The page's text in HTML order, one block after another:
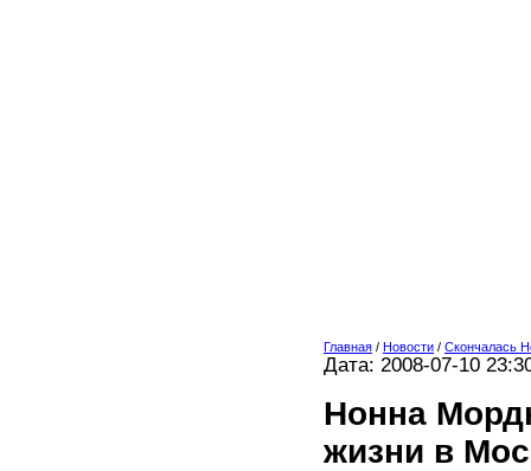
Главная / Новости / Cкончалась
Дата: 2008-07-10
Нонна
жизни в